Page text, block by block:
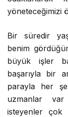
yöneteceğimizi
Bir süredir
benim
büyük işler
başarıyla bir
parayla her
uzmanlar
isteyenler